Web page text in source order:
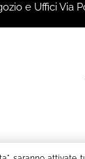
e Uffici Via